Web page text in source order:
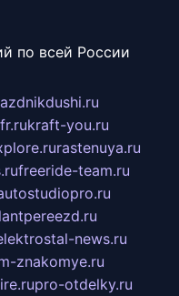
по всей России
kraft-you.ru
rastenuya.ru
freeride-team.ru
news.ru
znakomye.ru
pro-otdelky.ru